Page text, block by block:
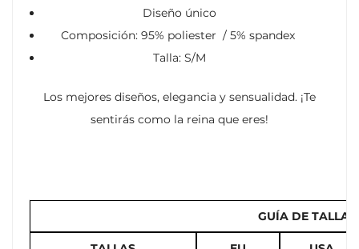
Diseño único
Composición: 95% poliester / 5% spandex
Talla: S/M
Los mejores diseños, elegancia y sensualidad. ¡Te
sentirás como la reina que eres!
GUÍA DE TALLAS